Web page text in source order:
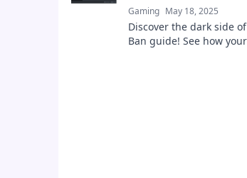
Gaming May 18, 2025
Discover the dark side
Ban guide! See how